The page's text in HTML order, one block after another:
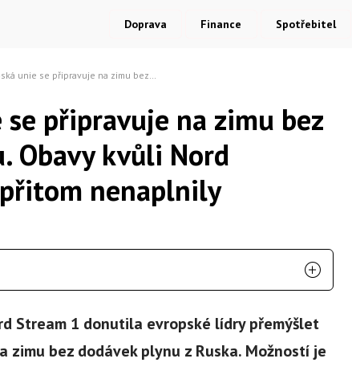
Doprava Finance Spotřebitel
připravuje na zimu bez ruského plynu. Obavy kvůli Nord Streamu 1 se přitom nenaplnily
se připravuje na zimu bez
Obavy kvůli Nord
nenaplnily
Stream 1 donutila evropské lídry přemýšlet
zimu bez dodávek plynu z Ruska. Možností je